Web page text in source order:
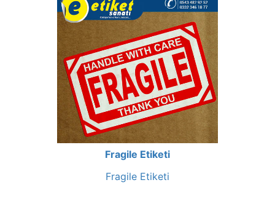
Fragile Etiketi
Fragile Etiketi